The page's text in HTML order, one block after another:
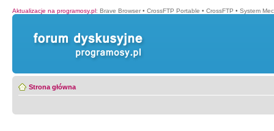
Aktualizacje na programosy.pl: Brave Browser • CrossFTP Portable • CrossFTP • System
Strona główna